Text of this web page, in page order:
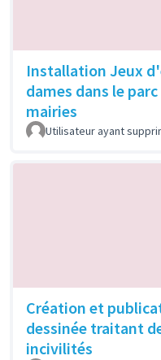
Installation Jeux
dames dans le
mairies
Utilisateur ayant
Création et
dessinée traitant
incivilités